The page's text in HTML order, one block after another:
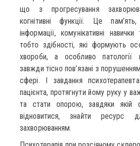
що з прогресування
когнітивні функції. Це
інформації, комунікативні
тобто здібності, які формують
хвороби, а особливо патології
завжди тісно пов’язані з
сфері. І завдання
пацієнта, протягнути йому руку у
та стати опорою, завдяки якій
відновитися, знайти ресурс
захворюванням.